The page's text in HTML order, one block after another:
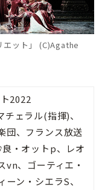
エット」 (C)Agathe
2022
チェラル(指揮)、
団、フランス放送
・オットp、レオ
vn、ゴーティエ・
ン・シエラS、